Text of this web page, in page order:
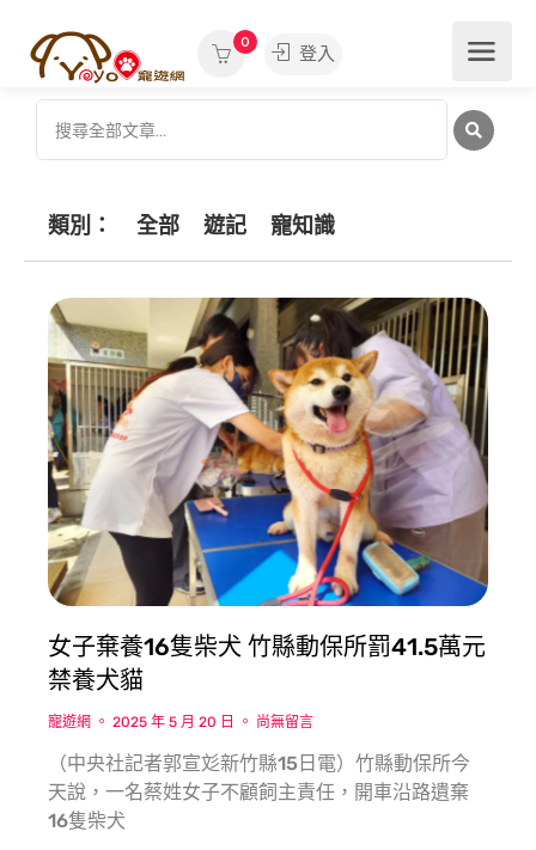
0
登入
類別： 全部 遊記 寵知識
女子棄養16隻柴犬 竹縣動保所罰41.5萬元
禁養犬貓
寵遊網 2025 年 5 月 20 日 尚無留言
（中央社記者郭宣彣新竹縣15日電）竹縣動保所今
天說，一名蔡姓女子不顧飼主責任，開車沿路遺棄
16隻柴犬